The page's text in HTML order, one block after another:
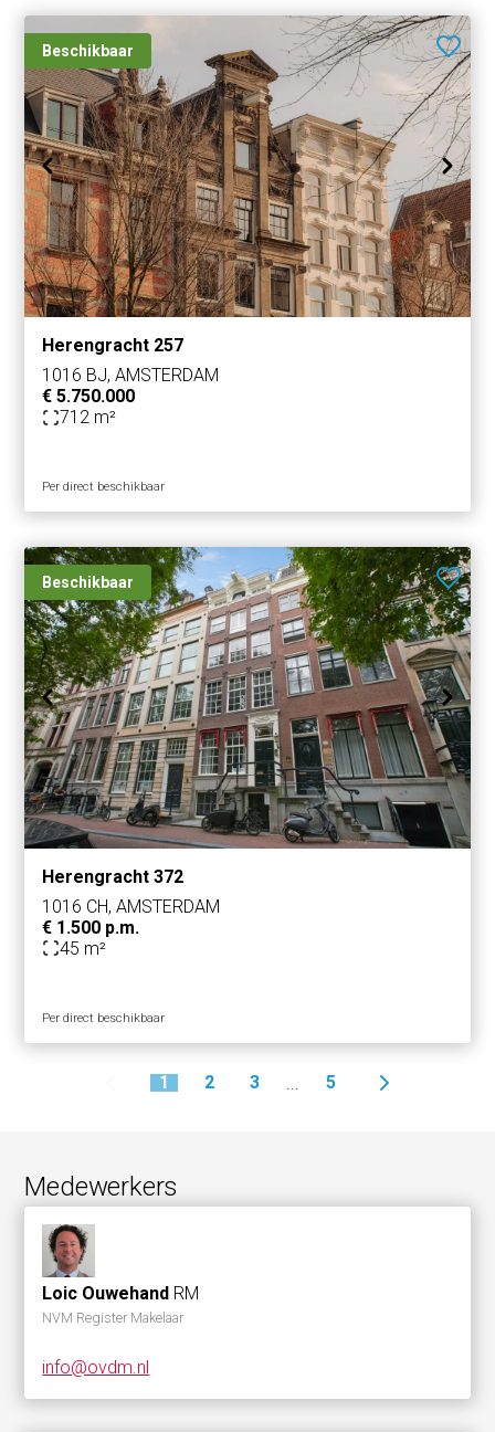
Beschikbaar
Herengracht 257
1016 BJ, AMSTERDAM
€ 5.750.000
712 m²
Per direct beschikbaar
Beschikbaar
Herengracht 372
1016 CH, AMSTERDAM
€ 1.500 p.m.
45 m²
Per direct beschikbaar
1 2 3 5
Medewerkers
Loic Ouwehand RM
NVM Register Makelaar
info@ovdm.nl